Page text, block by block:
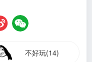
不好玩(14)